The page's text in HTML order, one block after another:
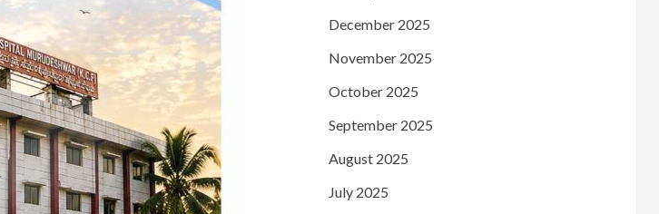
December 2025
November 2025
October 2025
September 2025
August 2025
July 2025